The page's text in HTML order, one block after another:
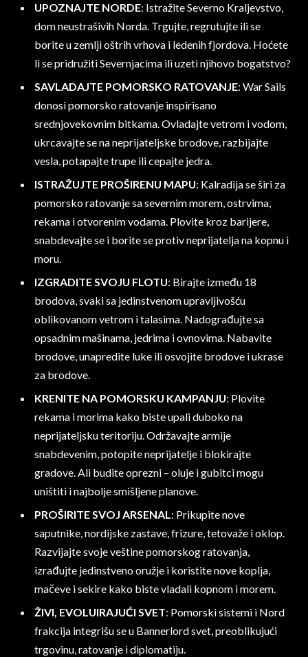
UPOZNAJTE NORDE: Istražite Severno Kraljevstvo,
dom neustrašivih Norda. Trgujte, regrutujte ili se
borite u zemlji oštrih vrhova i ledenih fjordova. Hoćete
li se pridružiti Severnjacima ili uzeti njihovo bogatstvo?
SAVLADAJTE POMORSKO RATOVANJE: War Sails
donosi pomorsko ratovanje inspirisano
srednjovekovnim bitkama. Ovladajte vetrom i vodom,
ukrcavajte se na neprijateljske brodove, razbijajte
vesla, potapajte trupe ili cepajte jedra.
ISTRAŽUJTE PROŠIRENU MAPU: Kalradija se širi za
pomorsko ratovanje sa severnim morem, ostrvima,
rekama i otvorenim vodama. Plovite kroz barijere,
snabdevajte se i borite se protiv neprijatelja na kopnu i
moru.
IZGRADITE SVOJU FLOTU: Birajte između 18
brodova, svaki sa jedinstvenom upravljivošću
oblikovanom vetrom i talasima. Nadograđujte sa
opsadnim mašinama, jedrima i ovnovima. Nabavite
brodove, unapredite luke ili osvojite brodove i ukrase
za brodove.
KRENITE NA POMORSKU KAMPANJU: Plovite
rekama i morima kako biste upali duboko na
neprijateljsku teritoriju. Održavajte armije
snabdevenim, potopite neprijatelje i blokirajte
gradove. Ali budite oprezni – oluje i gubitci mogu
uništiti i najbolje smišljene planove.
PROŠIRITE SVOJ ARSENAL: Prikupite nove
saputnike, nordijske zastave, frizure, tetovaže i oklop.
Razvijajte svoje veštine pomorskog ratovanja,
izrađujte jedinstveno oružje i koristite nove koplja,
mačeve i sekire kako biste vladali kopnom i morem.
ŽIVI, EVOLUIRAJUĆI SVET: Pomorski sistemi i Nord
frakcija integrišu se u Bannerlord svet, preoblikujući
trgovinu, ratovanje i diplomatiju.